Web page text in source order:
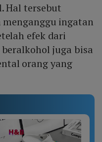
Hal tersebut
ingatan
efek dari
juga bisa
orang yang